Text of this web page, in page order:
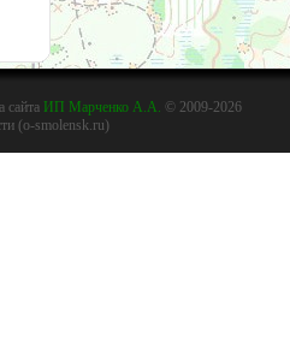
сайта ИП Марченко А.А. © 2009-2026
(o-smolensk.ru)